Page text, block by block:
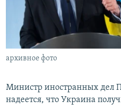
ПОБЕДИТЕЛЕЙ НЕ СУДЯТ?
КРЫМ.НЕПОКОРЕННЫЙ
ELIFBE
УКРАИНСКАЯ ПРОБЛЕМА КРЫМА
ПРИСОЕДИНЯЙТЕСЬ!
архивное фото
Министр иностранных дел
надеется, что Украина